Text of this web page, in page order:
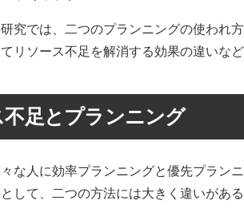
究では、二つのプランニングの使われ
リソース不足を解消する効果の違いな
不足とプランニング
な人に効率プランニングと優先プラン
して、二つの方法には大きく違いがあ